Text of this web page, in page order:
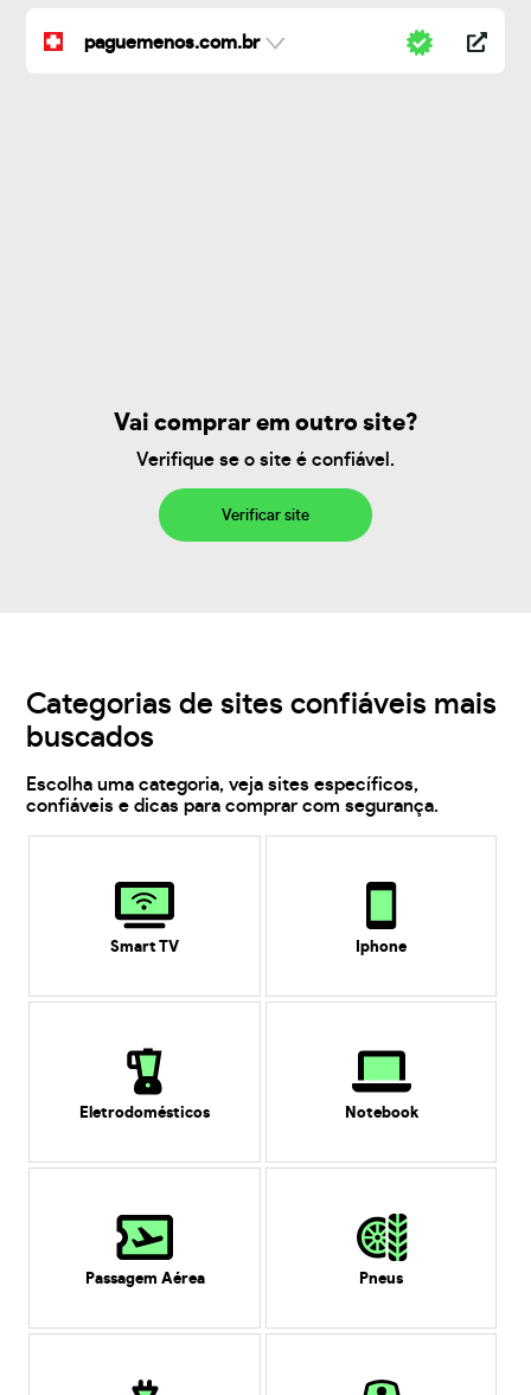
paguemenos.com.br
Vai comprar em outro site?
Verifique se o site é confiável.
Verificar site
Categorias de sites confiáveis mais
buscados
Escolha uma categoria, veja sites específicos,
confiáveis e dicas para comprar com segurança.
Smart TV Iphone
Eletrodomésticos Notebook
Passagem Aérea Pneus